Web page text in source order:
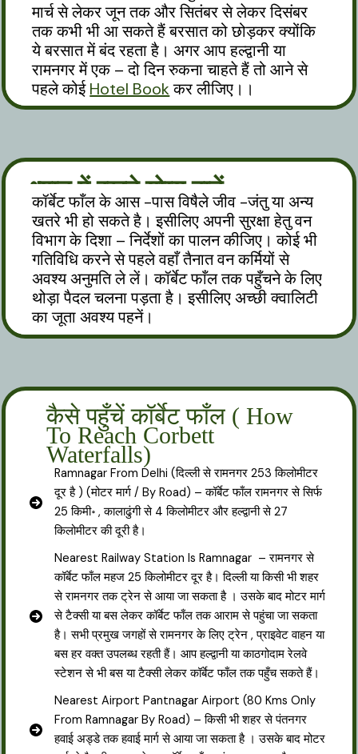
मार्च से लेकर जून तक और सितंबर से लेकर दिसंबर
तक कभी भी आ सकते हैं बरसात को छोड़कर क्योंकि
ये बरसात में बंद रहता है। अगर आप हल्द्वानी या
रामनगर में एक – दो दिन रुकना चाहते हैं तो आने से
पहले कोईHotel Bookकर लीजिए।।
ध्यान में रखने योग्य बातें
कॉर्बेट फाँल के आस -पास विषैले जीव -जंतु या अन्य
खतरे भी हो सकते है। इसीलिए अपनी सुरक्षा हेतु वन
विभाग के दिशा – निर्देशों का पालन कीजिए। कोई भी
गतिविधि करने से पहले वहाँ तैनात वन कर्मियों से
अवश्य अनुमति ले लें। कॉर्बेट फाँल तक पहुँचने के लिए
थोड़ा पैदल चलना पड़ता है। इसीलिए अच्छी क्वालिटी
का जूता अवश्य पहनें।
कैसे पहुँचें कॉर्बेट फाँल ( How
To Reach Corbett
Waterfalls)
Ramnagar From Delhi (दिल्ली से रामनगर 253 किलोमीटर
दूर है ) (मोटर मार्ग / By Road) – कॉर्बेट फाँल रामनगर से सिर्फ
25 किमी॰ , कालाढुंगी से 4 किलोमीटर और हल्द्वानी से 27
किलोमीटर की दूरी है।
Nearest Railway Station Is Ramnagar – रामनगर से
कॉर्बेट फाँल महज 25 किलोमीटर दूर है। दिल्ली या किसी भी शहर
से रामनगर तक ट्रेन से आया जा सकता है । उसके बाद मोटर मार्ग
से टैक्सी या बस लेकर कॉर्बेट फाँल तक आराम से पहुंचा जा सकता
है। सभी प्रमुख जगहों से रामनगर के लिए ट्रेन , प्राइवेट वाहन या
बस हर वक्त उपलब्ध रहती हैं। आप हल्द्वानी या काठगोदाम रेलवे
स्टेशन से भी बस या टैक्सी लेकर कॉर्बेट फाँल तक पहुँच सकते हैं।
Nearest Airport Pantnagar Airport (80 Kms Only
From Ramnagar By Road) – किसी भी शहर से पंतनगर
हवाई अड्डे तक हवाई मार्ग से आया जा सकता है । उसके बाद मोटर